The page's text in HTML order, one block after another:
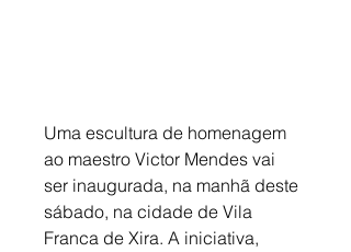
Uma escultura de homenagem
ao maestro Victor Mendes vai
ser inaugurada, na manhã deste
sábado, na cidade de Vila
Franca de Xira. A iniciativa,